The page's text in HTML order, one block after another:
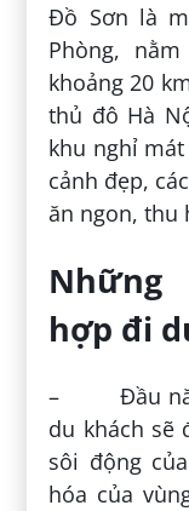
Đồ Sơn là
Phòng,
khoảng 20
thủ đô Hà
khu nghỉ
cảnh đẹp,
ăn ngon, thu
hợp đi
– Đầu năm:
du khách sẽ
sôi động
hóa của